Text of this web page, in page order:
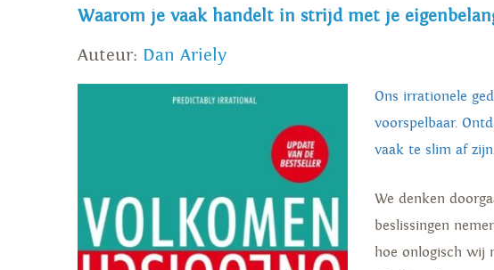
Waarom je vaak handelt in strijd met je
Auteur: Dan Ariely
Ons irrationele
voorspelbaar.
vaak te slim af
We denken
beslissingen
hoe onlogisch wij